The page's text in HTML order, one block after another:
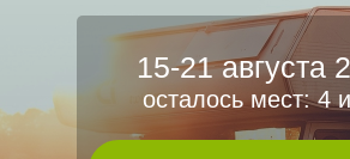
осталось мест: 4
15-21 августа